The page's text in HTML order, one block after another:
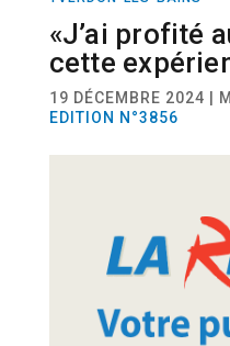
«J’ai profité
cette
19 DÉCEMBRE 2024 |
EDITION N°3856